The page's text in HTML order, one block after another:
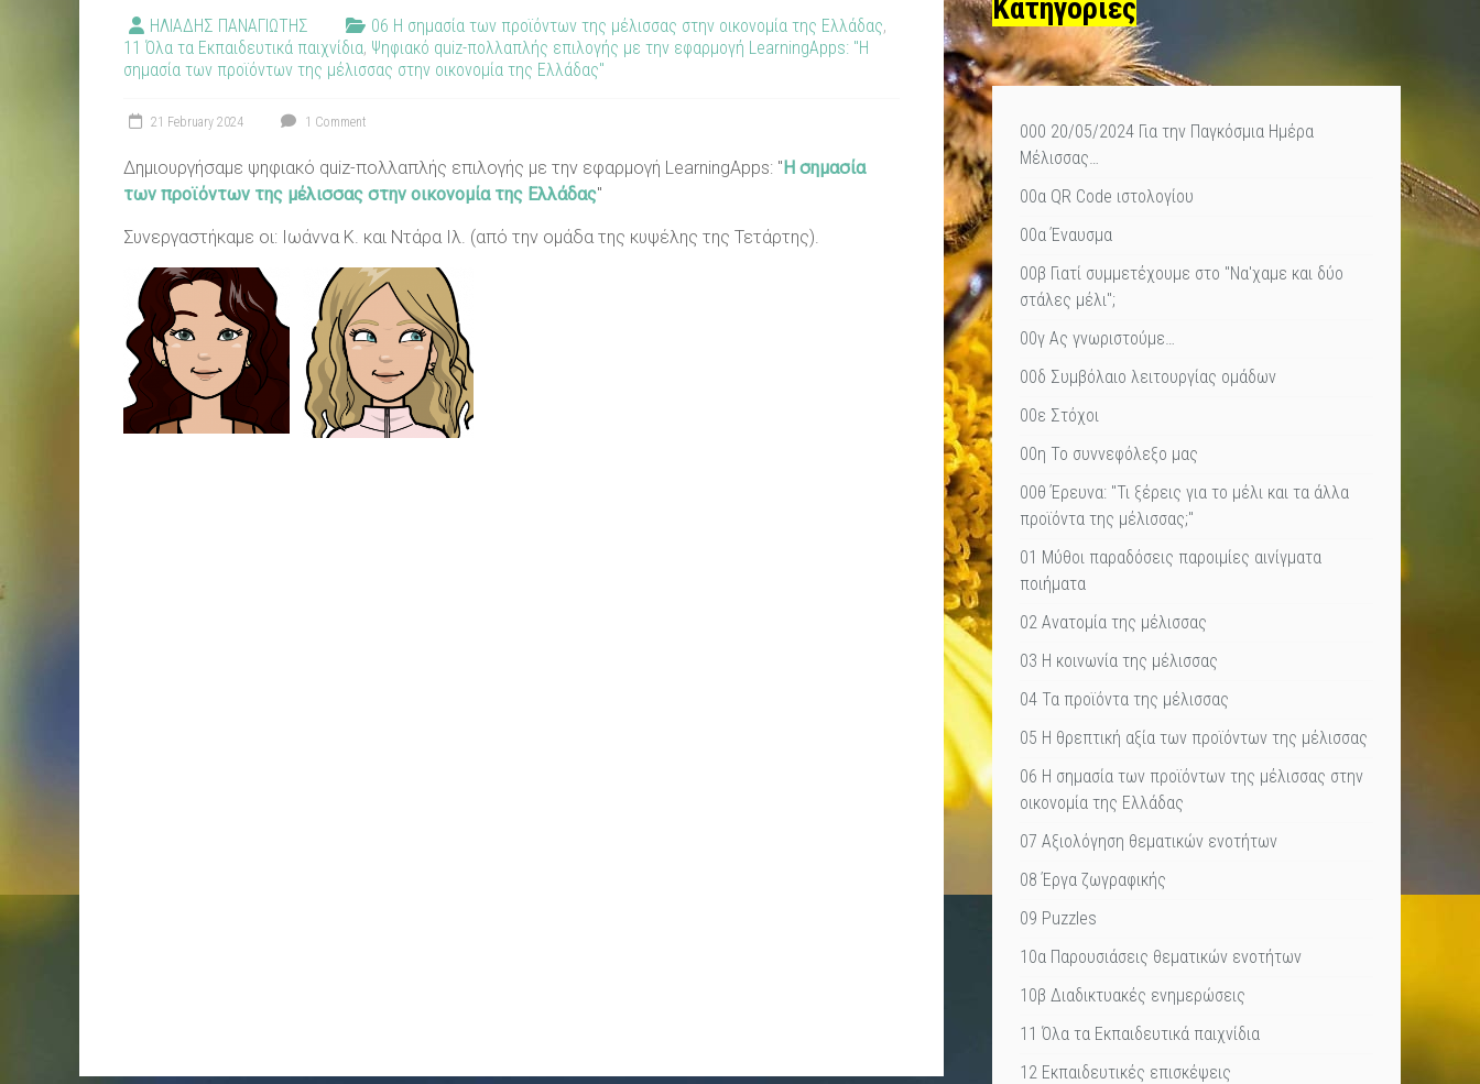
ΗΛΙΑΔΗΣ ΠΑΝΑΓΙΩΤΗΣ 06 Η σημασία των προϊόντων της μέλισσας στην οικονομία της Ελλάδας,
11 Όλα τα Εκπαιδευτικά παιχνίδια, Ψηφιακό quiz-πολλαπλής επιλογής με την εφαρμογή LearningApps: "Η
σημασία των προϊόντων της μέλισσας στην οικονομία της Ελλάδας"
21 February 2024 1 Comment
Δημιουργήσαμε ψηφιακό quiz-πολλαπλής επιλογής με την εφαρμογή LearningApps: "Η σημασία
των προϊόντων της μέλισσας στην οικονομία της Ελλάδας"
Συνεργαστήκαμε οι: Ιωάννα Κ. και Ντάρα Ιλ. (από την ομάδα της κυψέλης της Τετάρτης).
Κατηγορίες
000 20/05/2024 Για την Παγκόσμια Ημέρα
Μέλισσας…
00α QR Code ιστολογίου
00α Έναυσμα
00β Γιατί συμμετέχουμε στο "Να'χαμε και δύο
στάλες μέλι";
00γ Ας γνωριστούμε…
00δ Συμβόλαιο λειτουργίας ομάδων
00ε Στόχοι
00η Το συννεφόλεξο μας
00θ Έρευνα: "Τι ξέρεις για το μέλι και τα άλλα
προϊόντα της μέλισσας;"
01 Μύθοι παραδόσεις παροιμίες αινίγματα
ποιήματα
02 Ανατομία της μέλισσας
03 Η κοινωνία της μέλισσας
04 Τα προϊόντα της μέλισσας
05 Η θρεπτική αξία των προϊόντων της μέλισσας
06 Η σημασία των προϊόντων της μέλισσας στην
οικονομία της Ελλάδας
07 Αξιολόγηση θεματικών ενοτήτων
08 Έργα ζωγραφικής
09 Puzzles
10α Παρουσιάσεις θεματικών ενοτήτων
10β Διαδικτυακές ενημερώσεις
11 Όλα τα Εκπαιδευτικά παιχνίδια
12 Εκπαιδευτικές επισκέψεις